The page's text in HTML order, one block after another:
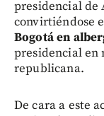
presidencial de
convirtiéndose
Bogotá en
presidencial en
republicana.
De cara a este